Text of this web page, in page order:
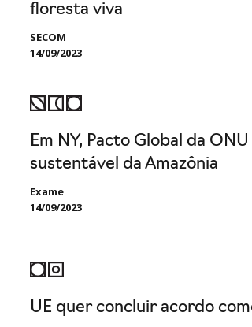
floresta viva
SECOM
14/09/2023
Em NY, Pacto Global da
sustentável da Amazônia
Exame
14/09/2023
UE quer concluir acordo